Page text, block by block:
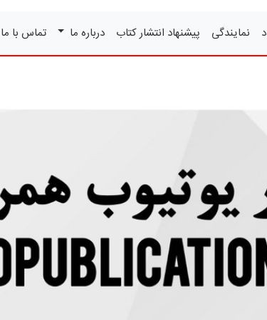
نمایندگی پیشنهاد انتشار کتاب درباره ما تماس با